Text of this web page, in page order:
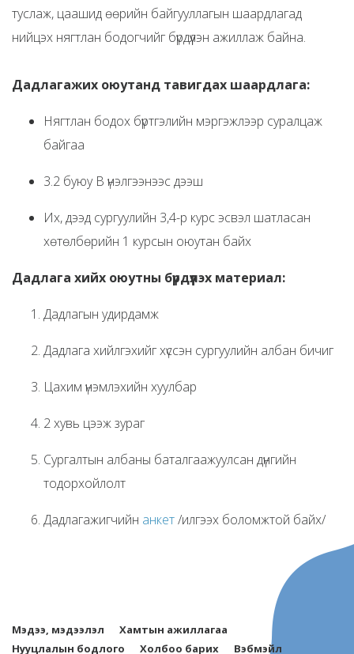
туслаж, цаашид өөрийн байгууллагын шаардлагад
нийцэх нягтлан бодогчийг бүрдүүлэн ажиллаж байна.
Дадлагажих оюутанд тавигдах шаардлага:
Нягтлан бодох бүртгэлийн мэргэжлээр суралцаж
байгаа
3.2 буюу B үнэлгээнээс дээш
Их, дээд сургуулийн 3,4-р курс эсвэл шатласан
хөтөлбөрийн 1 курсын оюутан байх
Дадлага хийх оюутны бүрдүүлэх материал:
Дадлагын удирдамж
Дадлага хийлгэхийг хүссэн сургуулийн албан бичиг
Цахим үнэмлэхийн хуулбар
2 хувь цээж зураг
Сургалтын албаны баталгаажуулсан дүнгийн
тодорхойлолт
Дадлагажигчийн анкет/илгээх боломжтой байх/
Мэдээ, мэдээлэл
Хамтын ажиллагаа
Нууцлалын бодлого
Холбоо барих Вэбмэйл